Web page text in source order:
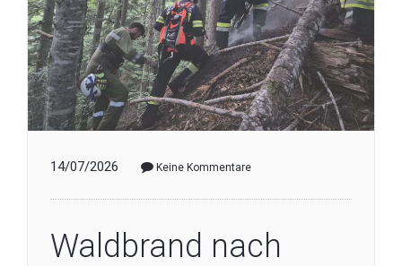
14/07/2026 Keine Kommentare
Waldbrand nach